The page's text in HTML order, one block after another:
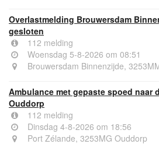
Overlastmelding Brouwersdam
gesloten
112 melding
Woensdag 5-8-2026 om 08:51
Brouwersdam Binnenzijde,
Ambulance met gepaste spoed naar
Ouddorp
112 melding
Dinsdag 4-8-2026 om 18:56
Port Zélande, 3253MG Ouddorp